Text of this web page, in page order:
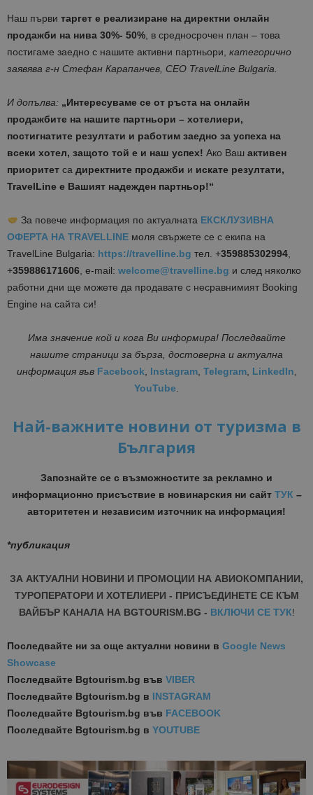
Наш първи таргет е реализиране на директни онлайн
продажби на нива 30%- 50%, в средносрочен план – това
постигаме заедно с нашите активни партньори, категорично
заявява г-н Стефан Карапанчев, CEO TravelLine Bulgaria.
И допълва: „Интересуваме се от ръста на онлайн
продажбите на нашите партньори – хотелиери,
постигнатите резултати и работим заедно за успеха на
всеки хотел, защото той е и наш успех! Ако Ваш активен
приоритет са директните продажби и искате резултати,
TravelLine e Вашият надежден партньор!“
За повече информация по актуалната ЕКСКЛУЗИВНА
ОФЕРТА НА TRAVELLINE моля свържете се с екипа на
TravelLine Bulgaria: https://travelline.bg тел. +359885302994,
+359886171606, е-mail: welcome@travelline.bg и след няколко
работни дни ще можете да продавате с несравнимият Booking
Engine на сайта си!
Има значение кой и кога Ви информира! Последвайте
нашите страници за бърза, достоверна и актуална
информация във Facebook, Instagram, Telegram, LinkedIn,
YouTube.
Най-важните новини от туризма в
България
Запознайте се с възможностите за рекламно и
информационно присъствие в новинарския ни сайт ТУК–
авторитетен и независим източник на информация!
*публикация
ЗА АКТУАЛНИ НОВИНИ И ПРОМОЦИИ НА АВИОКОМПАНИИ,
ТУРОПЕРАТОРИ И ХОТЕЛИЕРИ - ПРИСЪЕДИНЕТЕ СЕ КЪМ
ВАЙБЪР КАНАЛА НА BGTOURISM.BG - ВКЛЮЧИ СЕ ТУК!
Последвайте ни за още актуални новини в Google News
Showcase
Последвайте Bgtourism.bg във VIBER
Последвайте Bgtourism.bg в INSTAGRAM
Последвайте Bgtourism.bg във FACEBOOK
Последвайте Bgtourism.bg в YOUTUBE